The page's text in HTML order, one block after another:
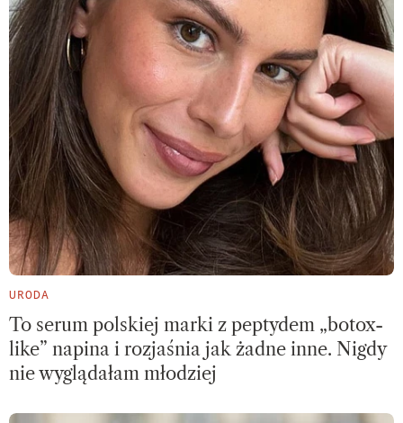
URODA
To serum polskiej marki z peptydem „botox-
like” napina i rozjaśnia jak żadne inne. Nigdy
nie wyglądałam młodziej